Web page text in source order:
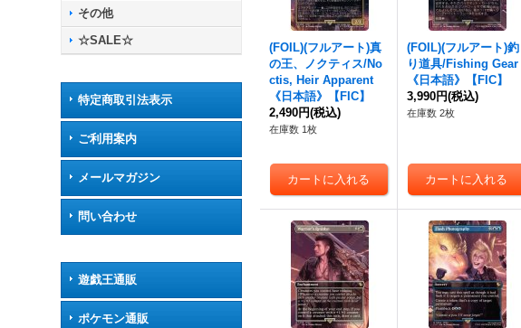
その他
☆SALE☆
特定商取引法表示
ご利用案内
メールマガジン
問い合わせ
遊戯王通販
ポケモン通販
(FOIL)(フルアート)真
の王、ノクティス/No
ctis, Heir Apparent
《日本語》【FIC】
2,490円(税込)
在庫数 1枚
(FOIL)(フルアート)釣
り道具/Fishing Gear
《日本語》【FIC】
3,990円(税込)
在庫数 2枚